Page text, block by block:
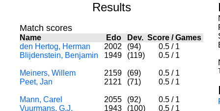
Results
Match scores
Name Edo Dev. Score /Games
den Hertog, Herman
2002 (94) 0.5 / 1
Blijdenstein, Benjamin
1949 (119) 0.5 / 1
Meiners, Willem 2159 (69) 0.5 / 1
Peet, Jan
2121 (71) 0.5 / 1
Mann, Carel 2055 (92) 0.5 / 1
Vuurmans, G.J.
1943 (100) 0.5 / 1